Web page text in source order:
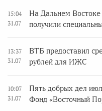
15:04
31.07
На Дальнем Востоке
получили
13:37
31.07
ВТБ предоставил
рублей для ИЖС
10:07
31.07
Пять добрых дел
Фонд «Восточный